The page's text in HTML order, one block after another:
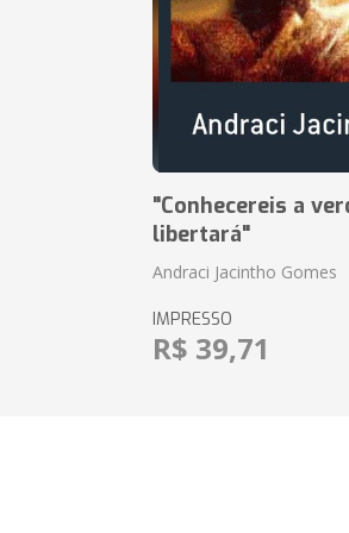
"Conhecereis a
libertará"
Andraci Jacintho Gomes
IMPRESSO
R$ 39,71